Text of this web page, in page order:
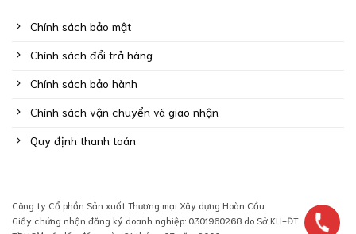
Chính sách bảo mật
Chính sách đổi trả hàng
Chính sách bảo hành
Chính sách vận chuyển và giao nhận
Quy định thanh toán
Công ty Cổ phần Sản xuất Thương mại Xây dựng Hoàn Cầu
Giấy chứng nhận đăng ký doanh nghiệp: 0301960268 do Sở KH-ĐT